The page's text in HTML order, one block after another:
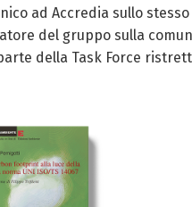
ad Accredia sullo stesso
del gruppo sulla
della Task Force